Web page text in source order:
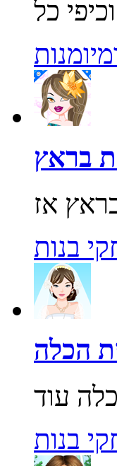
בראץ
בנות
הכלה
בנות